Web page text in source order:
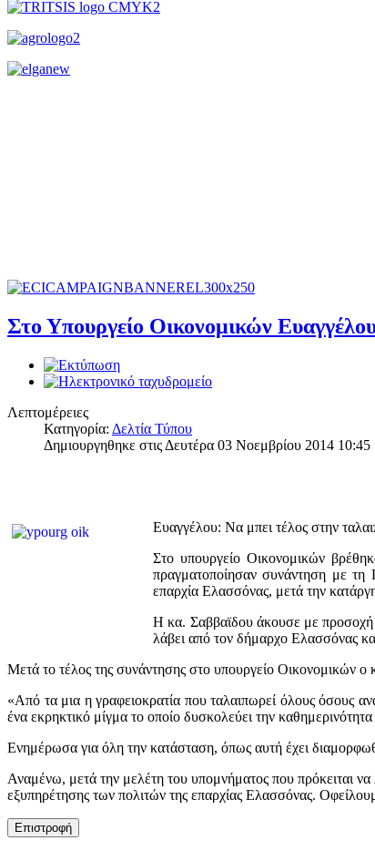
Στο Υπουργείο Οικονομικών
Λεπτομέρειες
Κατηγορία: Δελτία Τύπου
Δημιουργηθηκε στις Δευτέρα 03 Νοεμβρίου 2014 10:45
Ευαγγέλου: Να μπει τέλος στην
Στο υπουργείο Οικονομικών
πραγματοποίησαν συνάντηση με τη
επαρχία Ελασσόνας, μετά την
Η κα. Σαββαϊδου άκουσε με
λάβει από τον δήμαρχο Ελασσόνας
Μετά το τέλος της συνάντησης στο υπουργείο Οικονομικών
«Από τα μια η γραφειοκρατία που ταλαιπωρεί όλους όσους
ένα εκρηκτικό μίγμα το οποίο δυσκολεύει την
Ενημέρωσα για όλη την κατάσταση, όπως αυτή έχει
Αναμένω, μετά την μελέτη του υπομνήματος που πρόκειται να
εξυπηρέτησης των πολιτών της επαρχίας Ελασσόνας.